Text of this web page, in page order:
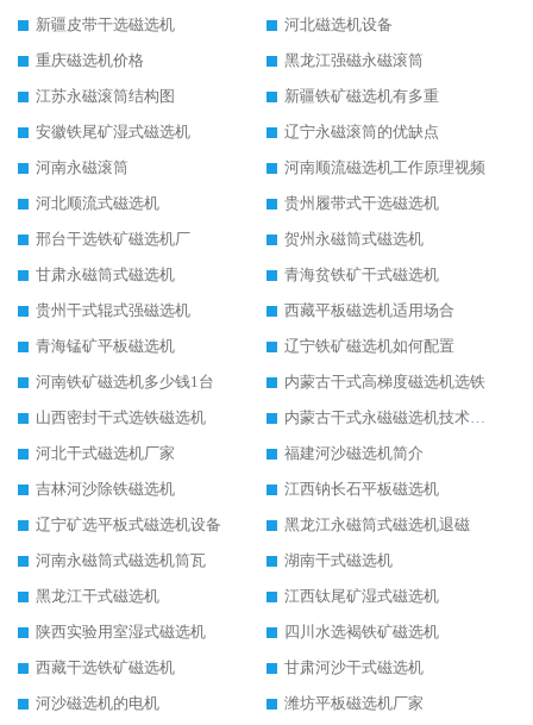
新疆皮带干选磁选机
河北磁选机设备
重庆磁选机价格
黑龙江强磁永磁滚筒
江苏永磁滚筒结构图
新疆铁矿磁选机有多重
安徽铁尾矿湿式磁选机
辽宁永磁滚筒的优缺点
河南永磁滚筒
河南顺流磁选机工作原理视频
河北顺流式磁选机
贵州履带式干选磁选机
邢台干选铁矿磁选机厂
贺州永磁筒式磁选机
甘肃永磁筒式磁选机
青海贫铁矿干式磁选机
贵州干式辊式强磁选机
西藏平板磁选机适用场合
青海锰矿平板磁选机
辽宁铁矿磁选机如何配置
河南铁矿磁选机多少钱1台
内蒙古干式高梯度磁选机选铁
山西密封干式选铁磁选机
内蒙古干式永磁磁选机技术要求
河北干式磁选机厂家
福建河沙磁选机简介
吉林河沙除铁磁选机
江西钠长石平板磁选机
辽宁矿选平板式磁选机设备
黑龙江永磁筒式磁选机退磁
河南永磁筒式磁选机筒瓦
湖南干式磁选机
黑龙江干式磁选机
江西钛尾矿湿式磁选机
陕西实验用室湿式磁选机
四川水选褐铁矿磁选机
西藏干选铁矿磁选机
甘肃河沙干式磁选机
河沙磁选机的电机
潍坊平板磁选机厂家